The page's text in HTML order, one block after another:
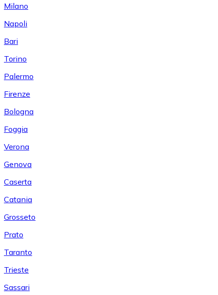
Milano
Napoli
Bari
Torino
Palermo
Firenze
Bologna
Foggia
Verona
Genova
Caserta
Catania
Grosseto
Prato
Taranto
Trieste
Sassari